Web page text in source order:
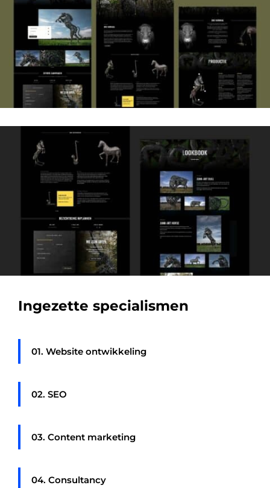
Ingezette specialismen
01. Website ontwikkeling
02. SEO
03. Content marketing
04. Consultancy